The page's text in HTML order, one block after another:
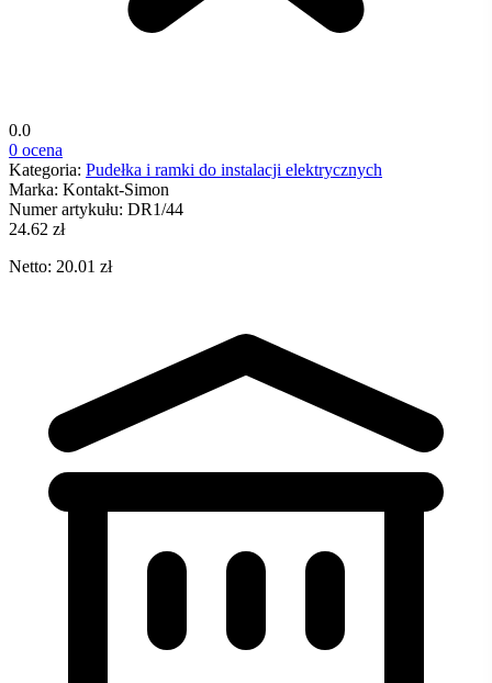
0.0
0 ocena
Kategoria: Pudełka i ramki do instalacji elektrycznych
Marka: Kontakt-Simon
Numer artykułu: DR1/44
24.62 zł
Netto: 20.01 zł